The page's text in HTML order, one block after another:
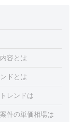
容とは
ドとは
レンドは
件の単価相場は